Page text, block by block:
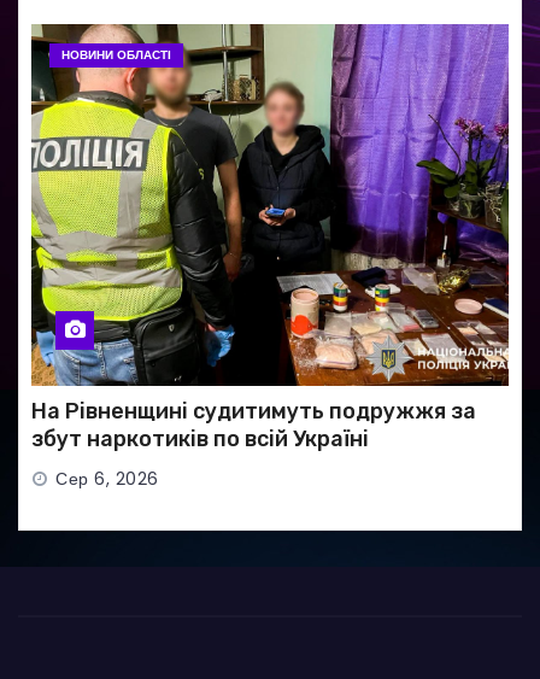
НОВИНИ ОБЛАСТІ
На Рівненщині судитимуть подружжя за
збут наркотиків по всій Україні
Сер 6, 2026